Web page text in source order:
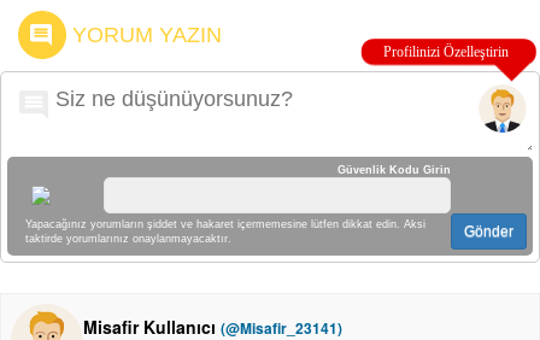
YORUM YAZIN
Güvenlik Kodu Girin
Yapacağınız yorumların şiddet ve hakaret içermemesine lütfen dikkat edin. Aksi
taktirde yorumlarınız onaylanmayacaktır.
Gönder
Misafir Kullanıcı (@Misafir_23141)